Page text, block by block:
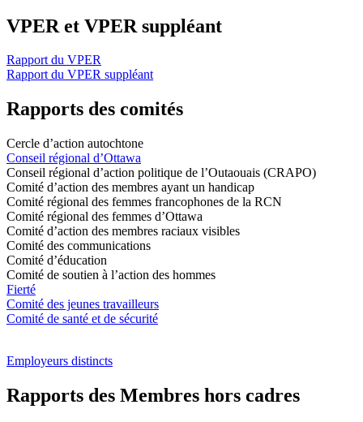
VPER et VPER suppléant
Rapport du VPER
Rapport du VPER suppléant
Rapports des comités
Cercle d’action autochtone
Conseil régional d’Ottawa
Conseil régional d’action politique de l’Outaouais (CRAPO)
Comité d’action des membres ayant un handicap
Comité régional des femmes francophones de la RCN
Comité régional des femmes d’Ottawa
Comité d’action des membres raciaux visibles
Comité des communications
Comité d’éducation
Comité de soutien à l’action des hommes
Fierté
Comité des jeunes travailleurs
Comité de santé et de sécurité
Employeurs distincts
Rapports des Membres hors cadres